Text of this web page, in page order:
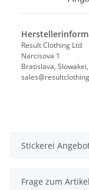
Result Clothing Ltd
Narcisova 1
Bratislava,
Stickerei
Frage zum Artikel